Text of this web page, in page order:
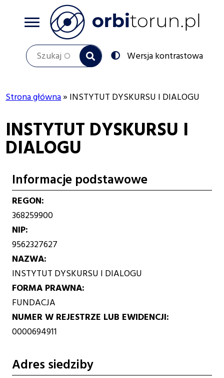
Szukaj
Przełącz
na:
Wersja kontrastowa
nawigacyjna
Strona główna INSTYTUT DYSKURSU I DIALOGU
INSTYTUT DYSKURSU I
DIALOGU
Informacje podstawowe
REGON
368259900
NIP
9562327627
NAZWA
INSTYTUT DYSKURSU I DIALOGU
FORMA PRAWNA
FUNDACJA
NUMER W REJESTRZE LUB EWIDENCJI
0000694911
Adres siedziby